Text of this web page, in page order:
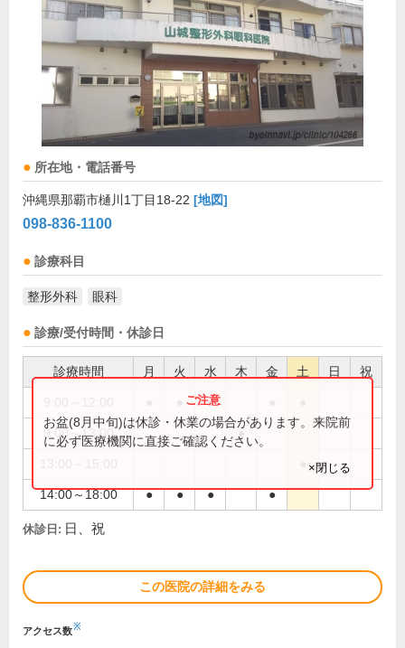
所在地・電話番号
沖縄県那覇市樋川1丁目18-22 [地図]
098-836-1100
診療科目
整形外科 眼科
診療/受付時間・休診日
診療時間 月 火 水 木 金 土 日 祝
●
9:00～13:00 ●
14:00～18:00 ● ● ● ●
お盆(8月中旬)は休診・休業の場合があります。来院前
に必ず医療機関に直接ご確認ください。
×閉じる
休診日: 日、祝
この医院の詳細をみる
アクセス数※